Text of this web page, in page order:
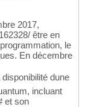
2017,
être en
le
En décembre
dune
incluant
et son